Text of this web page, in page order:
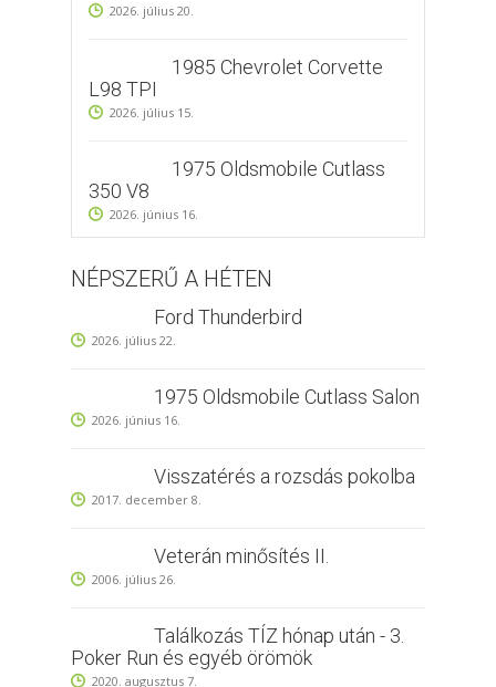
2026. július 20.
1985 Chevrolet Corvette
L98 TPI
2026. július 15.
1975 Oldsmobile Cutlass
350 V8
2026. június 16.
NÉPSZERŰ A HÉTEN
Ford Thunderbird
2026. július 22.
1975 Oldsmobile Cutlass Salon
2026. június 16.
Visszatérés a rozsdás pokolba
2017. december 8.
Veterán minősítés II.
2006. július 26.
Találkozás TÍZ hónap után - 3.
Poker Run és egyéb örömök
2020. augusztus 7.